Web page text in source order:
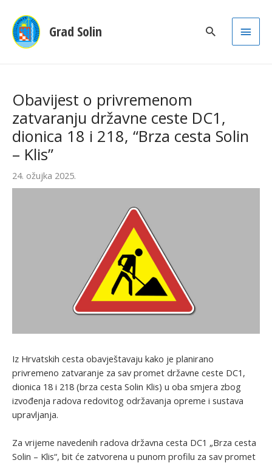
Grad Solin
Main
Obavijest o privremenom
zatvaranju državne ceste DC1,
dionica 18 i 218, “Brza cesta Solin
– Klis”
24. ožujka 2025.
Iz Hrvatskih cesta obavještavaju kako je planirano
privremeno zatvaranje za sav promet državne ceste DC1,
dionica 18 i 218 (brza cesta Solin Klis) u oba smjera zbog
izvođenja radova redovitog održavanja opreme i sustava
upravljanja.
Za vrijeme navedenih radova državna cesta DC1 „Brza cesta
Solin – Klis“, bit će zatvorena u punom profilu za sav promet